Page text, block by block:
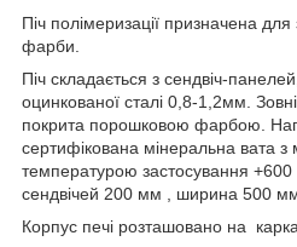
Піч полімеризації призначена
фарби.
Піч складається з сендвіч-
оцинкованої сталі 0,8-1,2мм.
покрита порошковою фарбою.
сертифікована мінеральна вата
температурою застосування +600
сендвічей 200 мм , ширина 500
Корпус печі розташовано на